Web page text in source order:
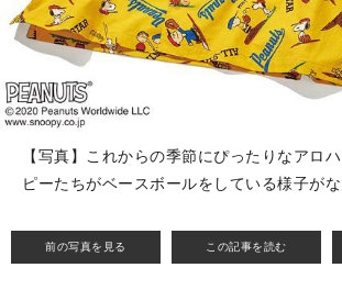
前の写真を見る この記事を読む
【写真】これからの季節にぴったりなアロ
ピーたちがベースボールをしている様子が